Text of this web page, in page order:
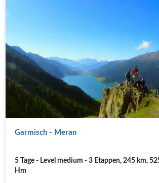
Garmisch - Meran
5 Tage - Level medium - 3 Etappen, 245 km,
Hm